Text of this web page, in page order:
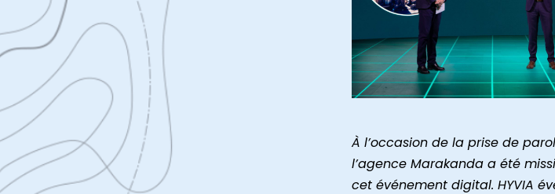
À l’occasion de la prise de
l’agence Marakanda a été
cet événement digital. HYVIA